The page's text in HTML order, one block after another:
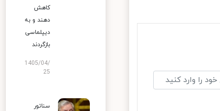
کاهش
دهند و به
دیپلماسی
بازگردند
1405/04/
25
سناتور